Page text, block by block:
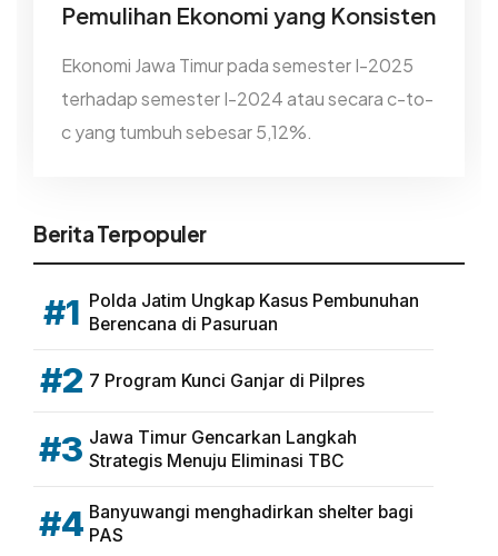
Pemulihan Ekonomi yang Konsisten
Ekonomi Jawa Timur pada semester I-2025
terhadap semester I-2024 atau secara c-to-
c yang tumbuh sebesar 5,12%.
Berita Terpopuler
#1 Polda Jatim Ungkap Kasus Pembunuhan
Berencana di Pasuruan
#2 7 Program Kunci Ganjar di Pilpres
#3 Jawa Timur Gencarkan Langkah
Strategis Menuju Eliminasi TBC
#4 Banyuwangi menghadirkan shelter bagi
PAS